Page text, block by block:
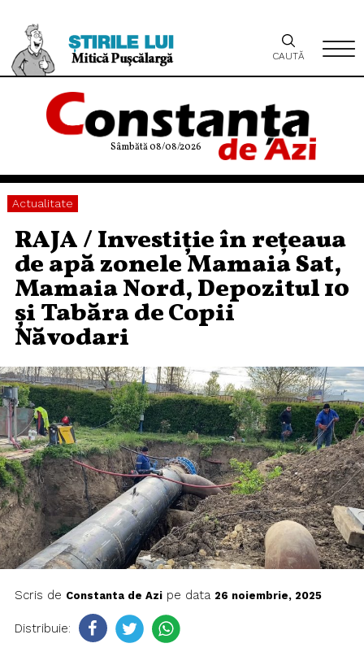
Sâmbătă 08/08/2026
CAUTĂ
Actualitate
RAJA / Investiție în rețeaua
de apă zonele Mamaia Sat,
Mamaia Nord, Depozitul 10
și Tabăra de Copii
Năvodari
Scris de Constanta de Azipe data 26 noiembrie, 2025
Distribuie: